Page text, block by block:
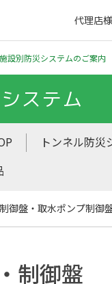
代理店
施設別防災システムのご案内
ステム
トンネル防災
御盤・取水ポンプ制御
制御盤